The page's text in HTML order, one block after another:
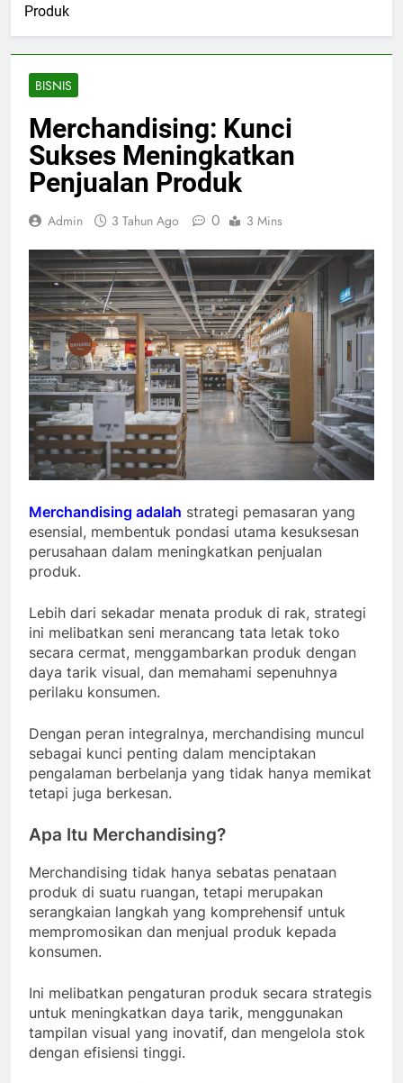
Produk
BISNIS
Merchandising: Kunci
Sukses Meningkatkan
Penjualan Produk
Admin 3 Tahun Ago 0 3 Mins
Merchandising adalah strategi pemasaran yang
esensial, membentuk pondasi utama kesuksesan
perusahaan dalam meningkatkan penjualan
produk.
Lebih dari sekadar menata produk di rak, strategi
ini melibatkan seni merancang tata letak toko
secara cermat, menggambarkan produk dengan
daya tarik visual, dan memahami sepenuhnya
perilaku konsumen.
Dengan peran integralnya, merchandising muncul
sebagai kunci penting dalam menciptakan
pengalaman berbelanja yang tidak hanya memikat
tetapi juga berkesan.
Apa Itu Merchandising?
Merchandising tidak hanya sebatas penataan
produk di suatu ruangan, tetapi merupakan
serangkaian langkah yang komprehensif untuk
mempromosikan dan menjual produk kepada
konsumen.
Ini melibatkan pengaturan produk secara strategis
untuk meningkatkan daya tarik, menggunakan
tampilan visual yang inovatif, dan mengelola stok
dengan efisiensi tinggi.